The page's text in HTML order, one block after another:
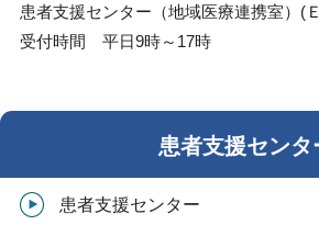
患者支援センター（地域医療連携室）(
受付時間 平日9時～17時
患者支援センタ
患者支援センター